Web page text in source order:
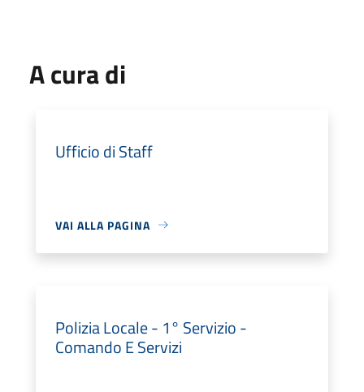
A cura di
Ufficio di Staff
VAI ALLA PAGINA
Polizia Locale - 1° Servizio -
Comando E Servizi